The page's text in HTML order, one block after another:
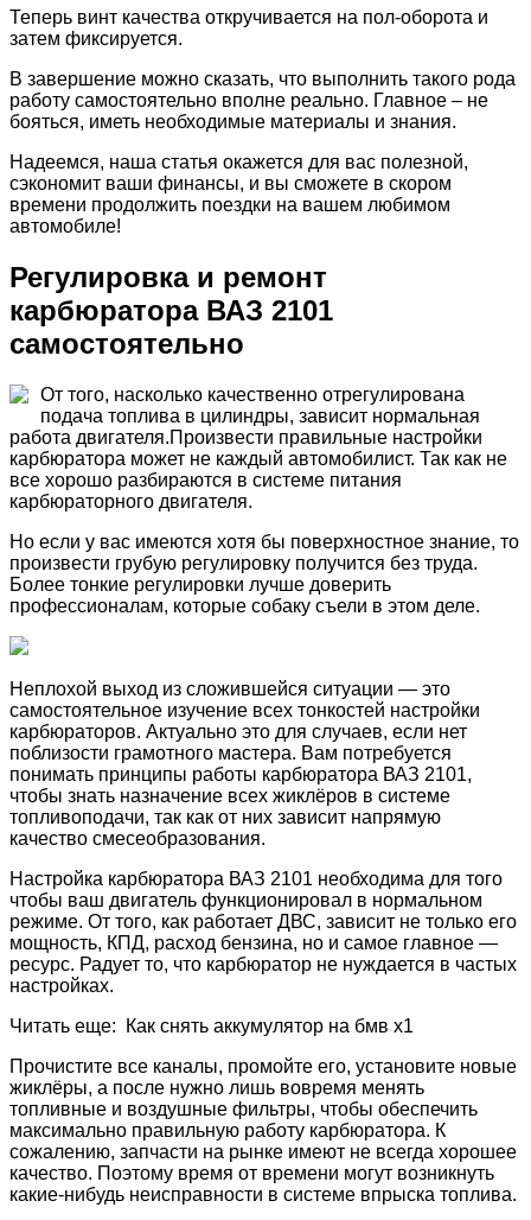
Теперь винт качества откручивается на пол-оборота и
затем фиксируется.
В завершение можно сказать, что выполнить такого рода
работу самостоятельно вполне реально. Главное – не
бояться, иметь необходимые материалы и знания.
Надеемся, наша статья окажется для вас полезной,
сэкономит ваши финансы, и вы сможете в скором
времени продолжить поездки на вашем любимом
автомобиле!
Регулировка и ремонт
карбюратора ВАЗ 2101
самостоятельно
От того, насколько качественно отрегулирована
подача топлива в цилиндры, зависит нормальная
работа двигателя.Произвести правильные настройки
карбюратора может не каждый автомобилист. Так как не
все хорошо разбираются в системе питания
карбюраторного двигателя.
Но если у вас имеются хотя бы поверхностное знание, то
произвести грубую регулировку получится без труда.
Более тонкие регулировки лучше доверить
профессионалам, которые собаку съели в этом деле.
Неплохой выход из сложившейся ситуации — это
самостоятельное изучение всех тонкостей настройки
карбюраторов. Актуально это для случаев, если нет
поблизости грамотного мастера. Вам потребуется
понимать принципы работы карбюратора ВАЗ 2101,
чтобы знать назначение всех жиклёров в системе
топливоподачи, так как от них зависит напрямую
качество смесеобразования.
Настройка карбюратора ВАЗ 2101 необходима для того
чтобы ваш двигатель функционировал в нормальном
режиме. От того, как работает ДВС, зависит не только его
мощность, КПД, расход бензина, но и самое главное —
ресурс. Радует то, что карбюратор не нуждается в частых
настройках.
Читать еще: Как снять аккумулятор на бмв х1
Прочистите все каналы, промойте его, установите новые
жиклёры, а после нужно лишь вовремя менять
топливные и воздушные фильтры, чтобы обеспечить
максимально правильную работу карбюратора. К
сожалению, запчасти на рынке имеют не всегда хорошее
качество. Поэтому время от времени могут возникнуть
какие-нибудь неисправности в системе впрыска топлива.